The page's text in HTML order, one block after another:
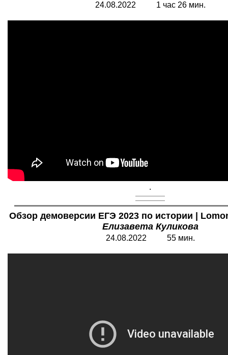
24.08.2022 1 час 26 мин.
.
Обзор демоверсии ЕГЭ 2023 по истории |
Елизавета Куликова
24.08.2022 55 мин.